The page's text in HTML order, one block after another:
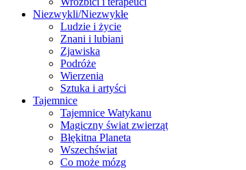
Niezwykli/Niezwykłe
Ludzie i życie
Znani i lubiani
Zjawiska
Podróże
Wierzenia
Sztuka i artyści
Tajemnice
Tajemnice Watykanu
Magiczny świat zwierząt
Błękitna Planeta
Wszechświat
Co może mózg